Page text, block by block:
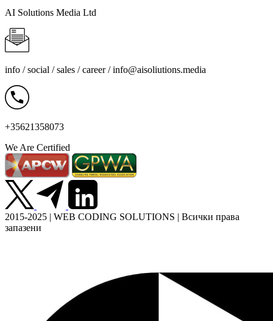
AI Solutions Media Ltd
info / social / sales / career /info@aisoliutions.media
+35621358073
We Are Certified
2015-2025 | WEB CODING SOLUTIONS | Всички права
запазени